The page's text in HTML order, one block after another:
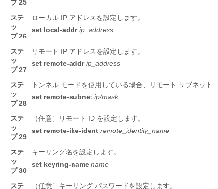
プ 25
ステ
ッ
プ 26
ローカル IP アドレスを設定します。
set local-addr ip_address
ステ
ッ
プ 27
リモート IP アドレスを設定します。
set remote-addr ip_address
ステ
ッ
プ 28
トンネル モードを使用している場合、リモート サブネット
set remote-subnet ip/mask
ステ
ッ
プ 29
（任意）リモート ID を設定します。
set remote-ike-ident remote_identity_name
ステ
ッ
プ 30
キーリング名を設定します。
set keyring-name name
ステ
（任意）キーリング パスワードを設定します。